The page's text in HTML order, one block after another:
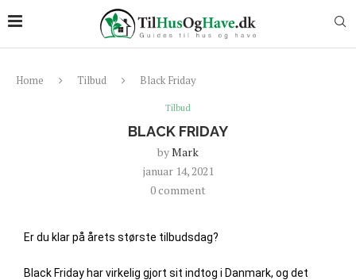
Home Tilbud Black Friday
Tilbud
BLACK FRIDAY
byMark
januar 14, 2021
0 comment
Er du klar på årets største tilbudsdag?
Black Friday har virkelig gjort sit indtog i Danmark, og det